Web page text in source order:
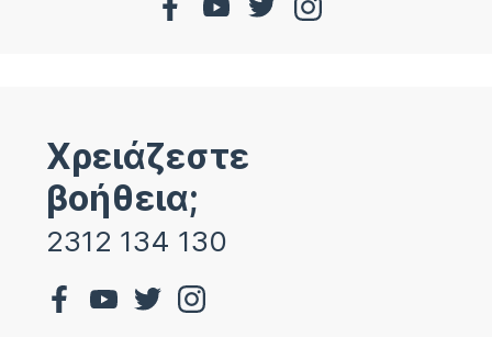
Χρειάζεστε
βοήθεια;
2312 134 130